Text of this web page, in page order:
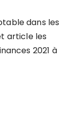
dans les
article les
2021 à